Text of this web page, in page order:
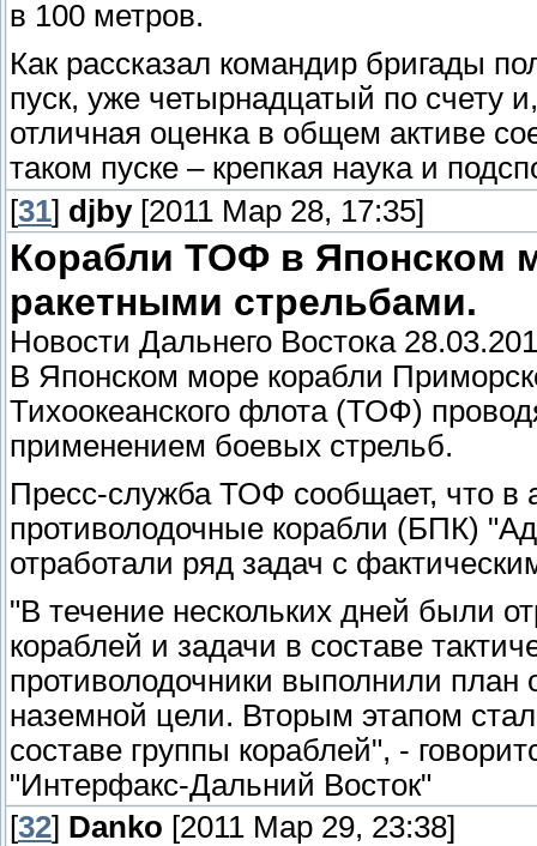
в 100 метров.
Как рассказал командир бригады
пуск, уже четырнадцатый по счету
отличная оценка в общем активе
таком пуске – крепкая наука и
[31] djby[2011 Мар 28, 17:35]
Корабли ТОФ в Японском
ракетными стрельбами.
Новости Дальнего Востока
В Японском море корабли
Тихоокеанского флота (ТОФ)
применением боевых стрельб.
Пресс-служба ТОФ сообщает, что в
противолодочные корабли (БПК)
отработали ряд задач с
"В течение нескольких дней были
кораблей и задачи в составе
противолодочники выполнили план
наземной цели. Вторым этапом
составе группы кораблей", -
"Интерфакс-Дальний Восток"
[32] Danko [2011 Мар 29, 23:38]